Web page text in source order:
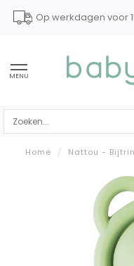
Op werkdagen voor
MENU
Home / Nattou -